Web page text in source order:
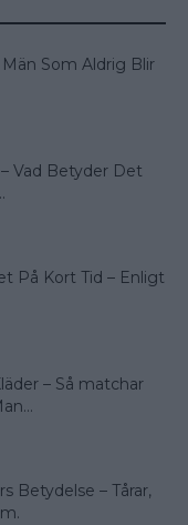
Män Som Aldrig Blir
Vad Betyder Det
På Kort Tid – Enligt
– Så matchar
Betydelse – Tårar,